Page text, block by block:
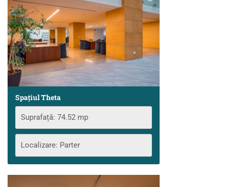
Spațiul Theta
Suprafață: 74.52 mp
Localizare: Parter